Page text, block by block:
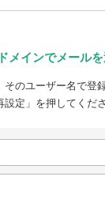
メインでメール
そのユーザー名で登
定」を押してくださ